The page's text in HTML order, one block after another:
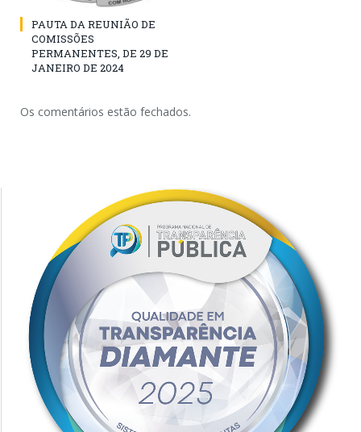
PAUTA DA REUNIÃO DE
COMISSÕES
PERMANENTES, DE 29 DE
JANEIRO DE 2024
Os comentários estão fechados.